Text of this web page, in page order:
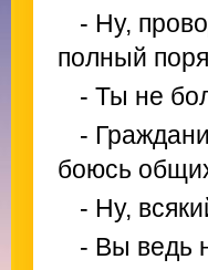
- Ну,
полный
- Ты не
-
боюсь
- Ну,
- Вы ведь